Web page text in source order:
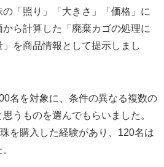
「照り」「大きさ」「価格」に
ら計算した「廃棄カゴの処理に
を商品情報として提示しまし
名を対象に、条件の異なる複数の
うものを選んでもらいました。
を購入した経験があり、120名は